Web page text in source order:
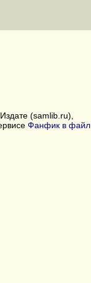
(samlib.ru),
Фанфик в файл